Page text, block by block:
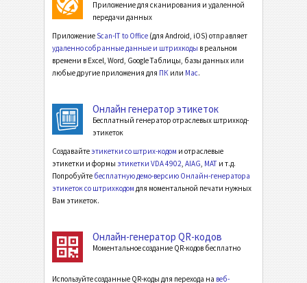
Приложение для сканирования и удаленной
передачи данных
Приложение Scan-IT to Office (для Android, iOS) отправляет
удаленно собранные данные и штрихкоды в реальном
времени в Excel, Word, Google Таблицы, базы данных или
любые другие приложения для ПК или Mac.
Онлайн генератор этикеток
Бесплатный генератор отраслевых штрихкод-
этикеток
Создавайте этикетки со штрих-кодом и отраслевые
этикетки и формы этикетки VDA 4902, AIAG, MAT и т.д.
Попробуйте бесплатную демо-версию Онлайн-генератора
этикеток со штрихкодом для моментальной печати нужных
Вам этикеток.
Онлайн-генератор QR-кодов
Моментальное создание QR-кодов бесплатно
Используйте созданные QR-коды для перехода на веб-